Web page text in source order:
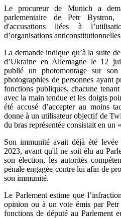
Le procureur de Munich a
parlementaire de Petr Bystron,
d'accusations liées à
d’organisations
La demande indique qu’à la suite
d’Ukraine en Allemagne le 12
publié un photomontage sur
photographies de personnes ayant
fonctions publiques, chacune
avec la main tendue et les doigts
été accusé d’accepter au moins
donne à un utilisateur objectif de
du bras représentée consistait en un
Son immunité avait déjà été
2023, avant qu'il ne soit élu au
son élection, les autorités
pénale engagée contre lui afin de
son immunité.
Le Parlement estime que
opinion ou à un vote émis par Petr
fonctions de député au Parlement